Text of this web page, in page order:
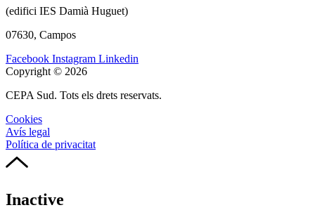
(edifici IES Damià Huguet)
07630, Campos
Facebook Instagram Linkedin
Copyright © 2026
CEPA Sud. Tots els drets reservats.
Cookies
Avís legal
Política de privacitat
Inactive